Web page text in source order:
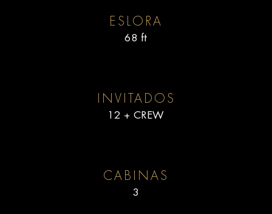
ESLORA
68 ft
INVITADOS
12 + CREW
CABINAS
3